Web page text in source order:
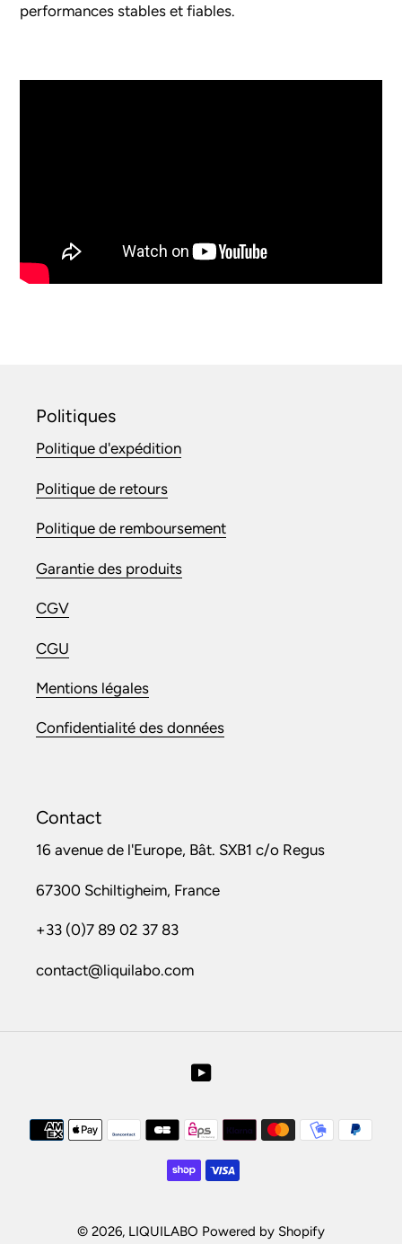
performances stables et fiables.
Politiques
Politique d'expédition
Politique de retours
Politique de remboursement
Garantie des produits
CGV
CGU
Mentions légales
Confidentialité des données
Contact
16 avenue de l'Europe, Bât. SXB1 c/o Regus
67300 Schiltigheim, France
+33 (0)7 89 02 37 83
contact@liquilabo.com
YouTube
Moyens
de
paiement
© 2026, LIQUILABO Powered by Shopify